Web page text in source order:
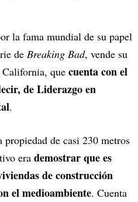
la fama mundial de su papel
de Breaking Bad, vende su
California, que cuenta con el
de Liderazgo en
.
de casi 230 metros
era demostrar que es
de construcción
el medioambiente. Cuenta